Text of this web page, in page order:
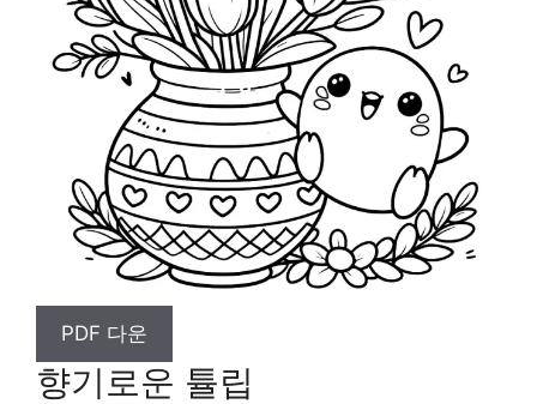
PDF 다운
향기로운 튤립